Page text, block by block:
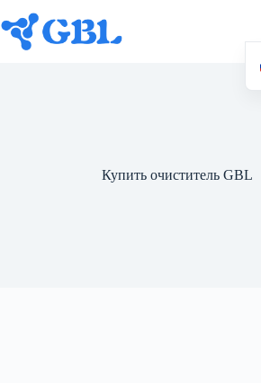
к
содержанию
Купить очиститель GBL